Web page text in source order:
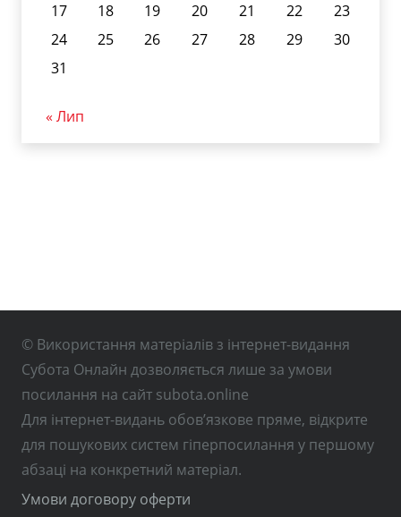
17
18 19 20 21 22
23
24
25 26 27 28 29
30
31
« Лип
© Використання матеріалів з інтернет-видання
Субота Онлайн дозволяється лише за умови
посилання на сайт subota.online
Для інтернет-видань обов’язкове пряме, відкрите
для пошукових систем гіперпосилання у першому
абзаці на конкретний матеріал.
Умови договору оферти